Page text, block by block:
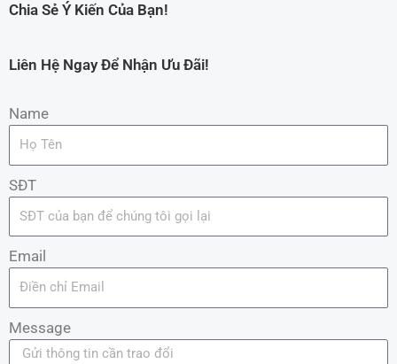
Chia Sẻ Ý Kiến Của Bạn!
Liên Hệ Ngay Để Nhận Ưu Đãi!
Name
SĐT
Email
Message